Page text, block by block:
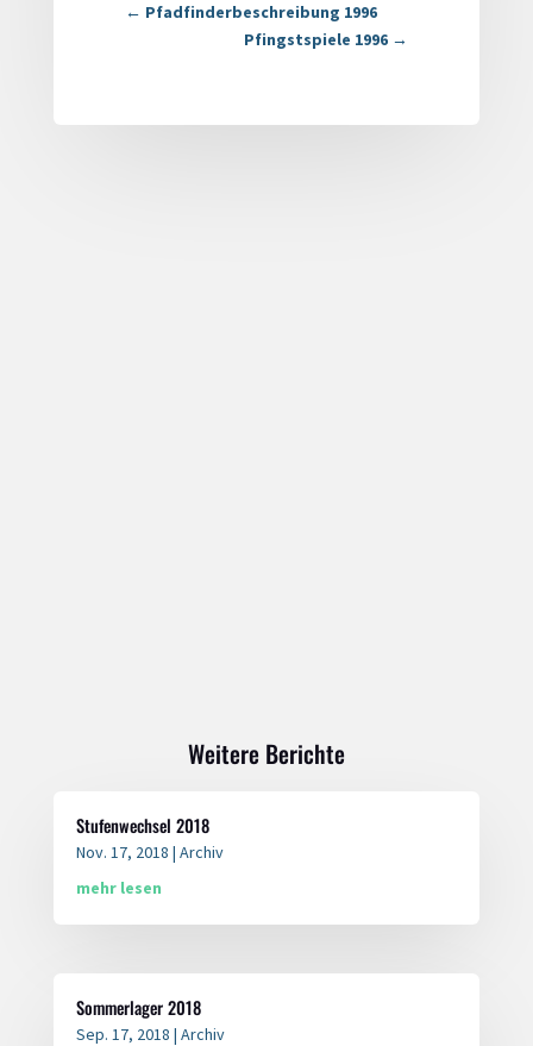
← Pfadfinderbeschreibung 1996
Pfingstspiele 1996 →
Weitere Berichte
Stufenwechsel 2018
Nov. 17, 2018 | Archiv
mehr lesen
Sommerlager 2018
Sep. 17, 2018 | Archiv